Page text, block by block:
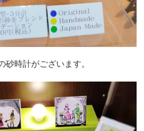
砂時計がございます。